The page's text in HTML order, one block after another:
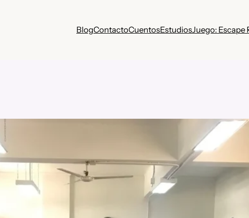
BlogContactoCuentosEstudiosJuego: Escape